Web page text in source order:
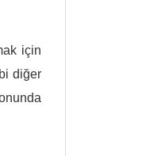
için
diğer